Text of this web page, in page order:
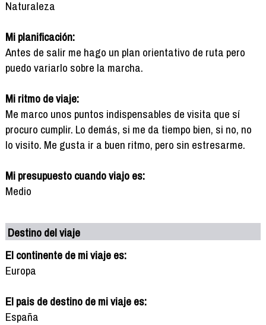
Naturaleza
Mi planificación:
Antes de salir me hago un plan orientativo de ruta pero
puedo variarlo sobre la marcha.
Mi ritmo de viaje:
Me marco unos puntos indispensables de visita que sí
procuro cumplir. Lo demás, si me da tiempo bien, si no, no
lo visito. Me gusta ir a buen ritmo, pero sin estresarme.
Mi presupuesto cuando viajo es:
Medio
Destino del viaje
El continente de mi viaje es:
Europa
El pais de destino de mi viaje es:
España